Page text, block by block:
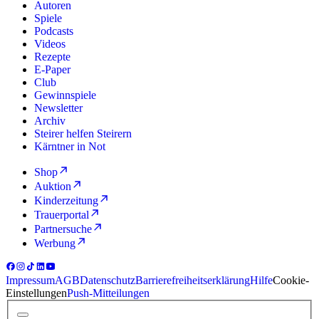
Autoren
Spiele
Podcasts
Videos
Rezepte
E-Paper
Club
Gewinnspiele
Newsletter
Archiv
Steirer helfen Steirern
Kärntner in Not
Shop
Auktion
Kinderzeitung
Trauerportal
Partnersuche
Werbung
ImpressumAGBDatenschutzBarrierefreiheitserklärungHilfeCookie-
EinstellungenPush-Mitteilungen